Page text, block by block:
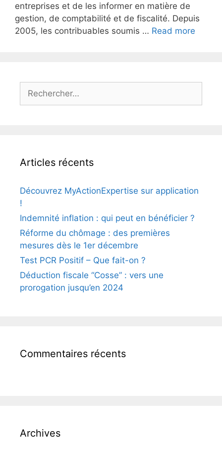
entreprises et de les informer en matière de
gestion, de comptabilité et de fiscalité. Depuis
2005, les contribuables soumis … Read more
Articles récents
Découvrez MyActionExpertise sur application
!
Indemnité inflation : qui peut en bénéficier ?
Réforme du chômage : des premières
mesures dès le 1er décembre
Test PCR Positif – Que fait-on ?
Déduction fiscale “Cosse” : vers une
prorogation jusqu’en 2024
Commentaires récents
Archives